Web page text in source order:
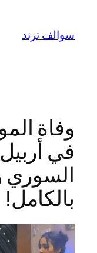
المحتوى
سوالف ترند
وفاة
في
السوري
بالكامل!